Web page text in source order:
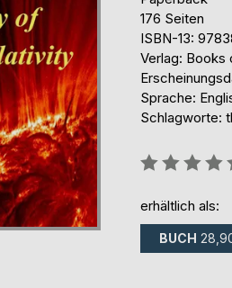
176 Seiten
ISBN-13:
Verlag: Books
Sprache:
Schlagworte:
Bewertung::
erhältlich als:
BUCH